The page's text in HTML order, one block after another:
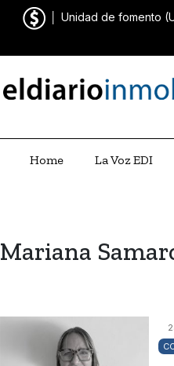
Unidad de fomento
Home La Voz EDI
Mariana